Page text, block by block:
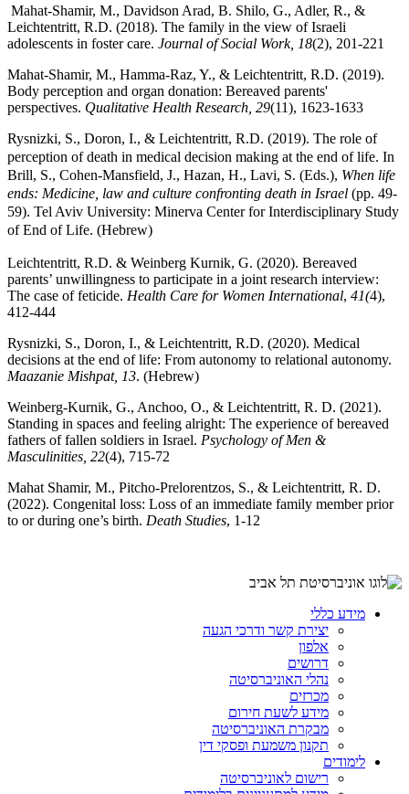
Mahat-Shamir, M., Davidson Arad, B. Shilo, G., Adler, R., &
Leichtentritt, R.D. (2018). The family in the view of Israeli
adolescents in foster care. Journal of Social Work, 18(2), 201-221
Mahat-Shamir, M., Hamma-Raz, Y., & Leichtentritt, R.D. (2019).
Body perception and organ donation: Bereaved parents'
perspectives. Qualitative Health Research, 29(11), 1623-1633
Rysnizki, S., Doron, I., & Leichtentritt, R.D. (2019). The role of
perception of death in medical decision making at the end of life. In
Brill, S., Cohen-Mansfield, J., Hazan, H., Lavi, S. (Eds.), When life
ends: Medicine, law and culture confronting death in Israel (pp. 49-
59). Tel Aviv University: Minerva Center for Interdisciplinary Study
of End of Life. (Hebrew)
Leichtentritt, R.D. & Weinberg Kurnik, G. (2020). Bereaved
parents’ unwillingness to participate in a joint research interview:
The case of feticide. Health Care for Women International, 41(4),
412-444
Rysnizki, S., Doron, I., & Leichtentritt, R.D. (2020). Medical
decisions at the end of life: From autonomy to relational autonomy.
Maazanie Mishpat, 13. (Hebrew)
Weinberg-Kurnik, G., Anchoo, O., & Leichtentritt, R. D. (2021).
Standing in spaces and feeling alright: The experience of bereaved
fathers of fallen soldiers in Israel. Psychology of Men &
Masculinities, 22(4), 715-72
Mahat Shamir, M., Pitcho-Prelorentzos, S., & Leichtentritt, R. D.
(2022). Congenital loss: Loss of an immediate family member prior
to or during one’s birth. Death Studies, 1-12
מידע כללי
יצירת קשר ודרכי הגעה
אלפון
דרושים
נהלי האוניברסיטה
מכרזים
מידע לשעת חירום
מבקרת האוניברסיטה
תקנון משמעת ופסקי דין
לימודים
רישום לאוניברסיטה